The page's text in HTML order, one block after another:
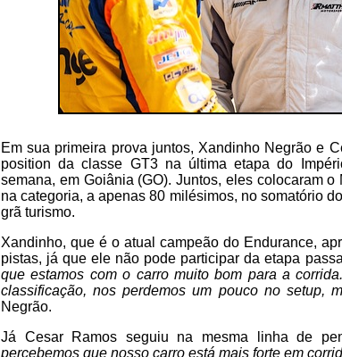
Em sua primeira prova juntos, Xandinho Negrão e
position da classe GT3 na última etapa do
semana, em Goiânia (GO). Juntos, eles colocaram
na categoria, a apenas 80 milésimos, no somatório
grã turismo.
Xandinho, que é o atual campeão do Endurance,
pistas, já que ele não pode participar da etapa
que estamos com o carro muito bom para a
classificação, nos perdemos um pouco no setup,
Negrão.
Já Cesar Ramos seguiu na mesma linha de
percebemos que nosso carro está mais forte em